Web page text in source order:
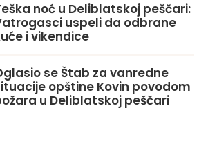
noć u Deliblatskoj peščari:
uspeli da odbrane
i vikendice
se Štab za vanredne
opštine Kovin povodom
u Deliblatskoj peščari